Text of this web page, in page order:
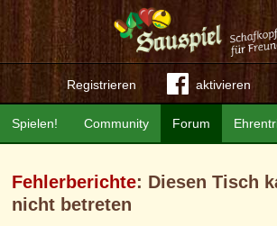
Registrieren aktivieren
Community Forum
Spielen!
Fehlerberichte: Diesen Tisch
nicht betreten